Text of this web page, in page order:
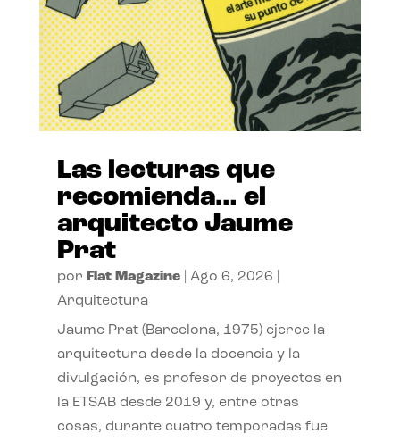
Las lecturas que
recomienda… el
arquitecto Jaume
Prat
por Flat Magazine| Ago 6, 2026
Arquitectura
Jaume Prat (Barcelona, 1975) ejerce la
arquitectura desde la docencia y la
divulgación, es profesor de proyectos en
la ETSAB desde 2019 y, entre otras
cosas, durante cuatro temporadas fue